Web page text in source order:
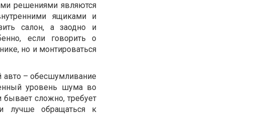
решениями являются
ящиками и
салон, а заодно и
если говорить о
но и монтироваться
– обесшумливание
уровень шума во
сложно, требует
лучше обращаться к